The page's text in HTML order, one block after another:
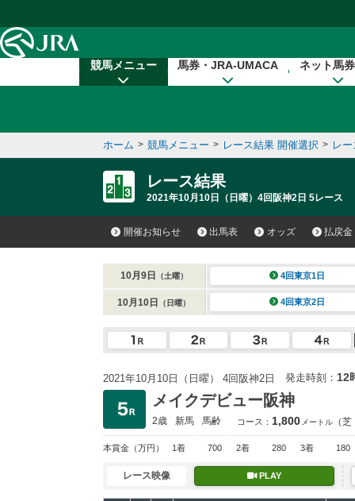
競馬メニュー 馬券・JRA-UMACA ネット馬
ホーム > 競馬メニュー > レース結果 開催選択 > レ
レース結果
2021年10月10日（日曜）4回阪神2日 5レース
開催お知らせ 出馬表 オッズ 払戻金
10月9日 （土曜） 4回東京1日
10月10日 （日曜） 4回東京2日
2021年10月10日（日曜） 4回阪神2日 発走時刻： 12
メイクデビュー阪神
2歳 新馬 馬齢 コース： 1,800 メートル （
本賞金 （万円） 1着 700 2着 280 3着 180
レース映像 PLAY